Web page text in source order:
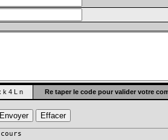
k 4 L n Re taper le code pour valider votre